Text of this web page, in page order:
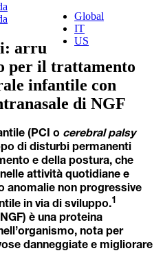
Global
IT
US
arruolato il primo
per il trattamento
infantile con
di NGF
(PCI o cerebral palsy
di disturbi permanenti
e della postura, che
attività quotidiane e
anomalie non progressive
in via di sviluppo.1
è una proteina
nota per
danneggiate e migliorare